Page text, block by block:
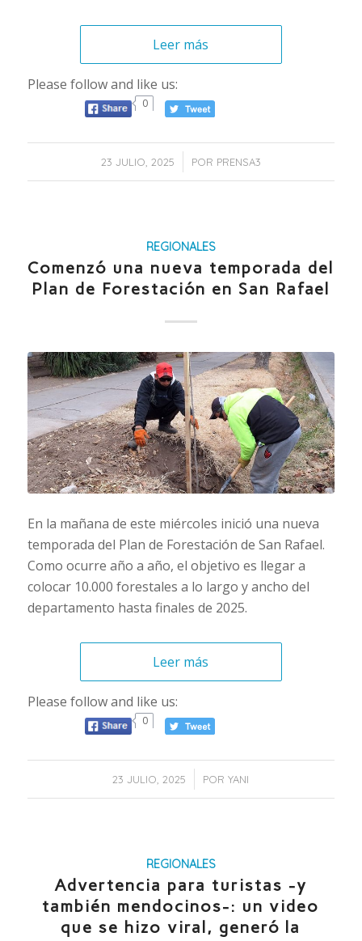
Leer más
Please follow and like us:
0
23 JULIO, 2025
/ POR PRENSA3
REGIONALES
Comenzó una nueva temporada del
Plan de Forestación en San Rafael
En la mañana de este miércoles inició una nueva
temporada del Plan de Forestación de San Rafael.
Como ocurre año a año, el objetivo es llegar a
colocar 10.000 forestales a lo largo y ancho del
departamento hasta finales de 2025.
Leer más
Please follow and like us:
0
23 JULIO, 2025
/ PORYANI
REGIONALES
Advertencia para turistas -y
también mendocinos-: un video
que se hizo viral, generó la